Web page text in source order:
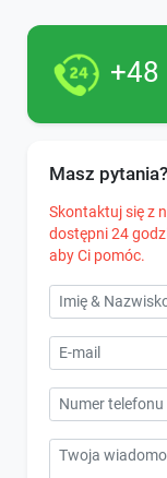
+48
Masz pytania?
Skontaktuj się z
dostępni 24
aby Ci pomóc.